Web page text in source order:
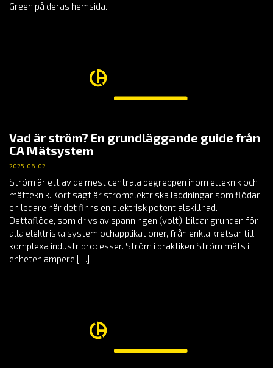
Green på deras hemsida.
Vad är ström? En grundläggande guide från
CA Mätsystem
2025-06-02
Ström är ett av de mest centrala begreppen inom elteknik och
mätteknik. Kort sagt är strömelektriska laddningar som flödar i
en ledare när det finns en elektrisk potentialskillnad.
Dettaflöde, som drivs av spänningen (volt), bildar grunden för
alla elektriska system ochapplikationer, från enkla kretsar till
komplexa industriprocesser. Ström i praktiken Ström mäts i
enheten ampere […]